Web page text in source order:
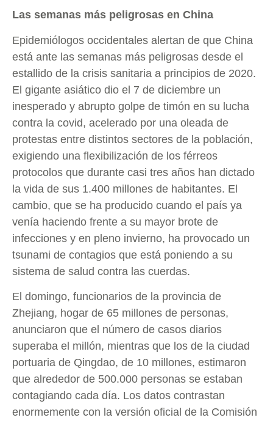
Las semanas más peligrosas en China
Epidemiólogos occidentales alertan de que China
está ante las semanas más peligrosas desde el
estallido de la crisis sanitaria a principios de 2020.
El gigante asiático dio el 7 de diciembre un
inesperado y abrupto golpe de timón en su lucha
contra la covid, acelerado por una oleada de
protestas entre distintos sectores de la población,
exigiendo una flexibilización de los férreos
protocolos que durante casi tres años han dictado
la vida de sus 1.400 millones de habitantes. El
cambio, que se ha producido cuando el país ya
venía haciendo frente a su mayor brote de
infecciones y en pleno invierno, ha provocado un
tsunami de contagios que está poniendo a su
sistema de salud contra las cuerdas.
El domingo, funcionarios de la provincia de
Zhejiang, hogar de 65 millones de personas,
anunciaron que el número de casos diarios
superaba el millón, mientras que los de la ciudad
portuaria de Qingdao, de 10 millones, estimaron
que alrededor de 500.000 personas se estaban
contagiando cada día. Los datos contrastan
enormemente con la versión oficial de la Comisión